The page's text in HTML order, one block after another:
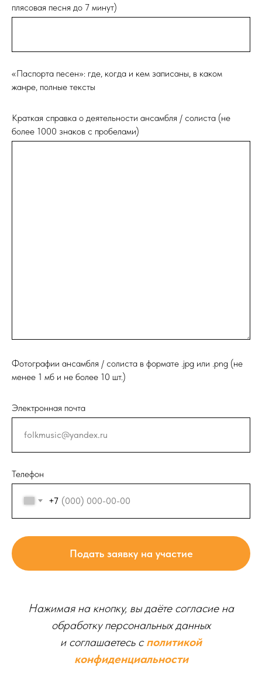
плясовая песня до 7 минут)
«Паспорта песен»: где, когда и кем записаны, в каком
жанре, полные тексты
Краткая справка о деятельности ансамбля / солиста (не
более 1000 знаков с пробелами)
Фотографии ансамбля / солиста в формате .jpg или .png (не
менее 1 мб и не более 10 шт.)
Электронная почта
Телефон
+7
Подать заявку на участие
Нажимая на кнопку, вы даёте согласие на
обработку персональных данных
и соглашаетесь c политикой
конфиденциальности